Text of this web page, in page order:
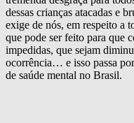
dessas crianças atacadas e
exige de nós, em respeito a
que pode ser feito para que
impedidas, que sejam
ocorrência… e isso passa
de saúde mental no Brasil.